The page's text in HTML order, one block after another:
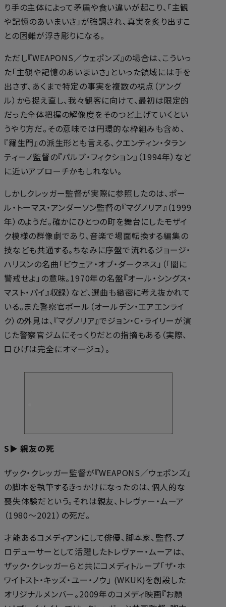
り手の主体によって矛盾や食い違いが起こり、「主観
や記憶のあいまいさ」が強調され、真実を炙り出すこ
との困難が浮き彫りになる。
ただし『WEAPONS／ウェポンズ』の場合は、こういっ
た「主観や記憶のあいまいさ」といった領域には手を
出さず、あくまで特定の事実を複数の視点（アング
ル）から捉え直し、我々観客に向けて、最初は限定的
だった全体把握の解像度をそのつど上げていくとい
うやり方だ。その意味では円環的な枠組みも含め、
『羅生門』の派生形とも言える、クエンティン・タラン
ティーノ監督の『パルプ・フィクション』（1994年）など
に近いアプローチかもしれない。
しかしクレッガー監督が実際に参照したのは、ポー
ル・トーマス・アンダーソン監督の『マグノリア』（1999
年）のようだ。確かにひとつの町を舞台にしたモザイ
ク模様の群像劇であり、音楽で場面転換する編集の
技なども共通する。ちなみに序盤で流れるジョージ・
ハリスンの名曲「ビウェア・オブ・ダークネス」（「闇に
警戒せよ」の意味。1970年の名盤『オール・シングス・
マスト・パイ』収録）など、選曲も緻密に考え抜かれて
いる。また警察官ポール（オールデン・エアエンライ
ク）の外見は、『マグノリア』でジョン・C・ライリーが演
じた警察官ジムにそっくりだとの指摘もある（実際、
口ひげは完全にオマージュ）。
S▶ 親友の死
ザック・クレッガー監督が『WEAPONS／ウェポンズ』
の脚本を執筆するきっかけになったのは、個人的な
喪失体験だという。それは親友、トレヴァー・ムーア
（1980～2021）の死だ。
才能あるコメディアンにして俳優、脚本家、監督、プ
ロデューサーとして活躍したトレヴァー・ムーアは、
ザック・クレッガーらと共にコメディトループ「ザ・ホ
ワイトスト・キッズ・ユー・ノウ」 (WKUK)を創設した
オリジナルメンバー。2009年のコメディ映画『お願